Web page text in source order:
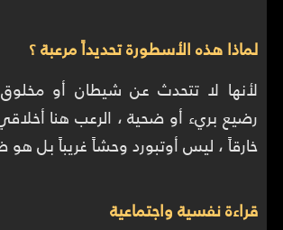
لماذا هذه الأسطورة تحديداً مرعبة ؟
لأنها لا تتحدث عن شيطان أو
رضيع بريء أو ضحية ، الرعب هنا
خارقاً ، ليس أوتبورد وحشاً غريباً بل
قراءة نفسية واجتماعية